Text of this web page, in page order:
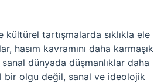
kültürel tartışmalarda sıklıkla ele
hasım kavramını daha karmaşık
dünyada düşmanlıklar daha
bir olgu değil, sanal ve ideolojik